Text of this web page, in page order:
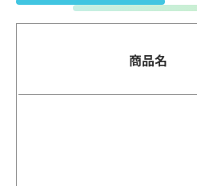
シミュレーション
住宅ローン
個人ローン
商品名